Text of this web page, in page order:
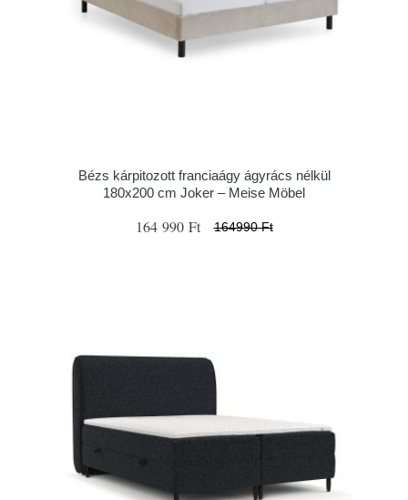
Bézs kárpitozott franciaágy ágyrács nélkül
180x200 cm Joker – Meise Möbel
164 990 Ft 164990 Ft